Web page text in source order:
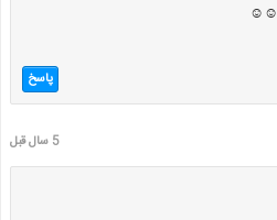
پاسخ
5 سال قبل